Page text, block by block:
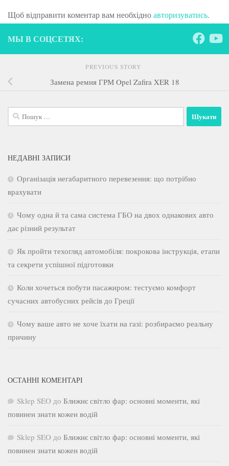
Щоб відправити коментар вам необхідноавторизуватись.
МЫ В СОЦСЕТЯХ:
PREVIOUS STORY
Замена ремня ГРМ Opel Zafira XER 18
Пошук:
НЕДАВНІ ЗАПИСИ
Організація негабаритного перевезення: що потрібно
врахувати
Чому одна й та сама система ГБО на двох однакових авто
дає різний результат
Як пройти техогляд автомобіля: покрокова інструкція, етапи
та секрети успішної підготовки
Коли хочеться побути пасажиром: тестуємо комфорт
сучасних автобусних рейсів до Греції
Чому ваше авто не хоче їхати на газі: розбираємо реальну
причину
ОСТАННІ КОМЕНТАРІ
Sklep SEO до Ближнє світло фар: основні моменти, які
повинен знати кожен водій
Sklep SEO до Ближнє світло фар: основні моменти, які
повинен знати кожен водій